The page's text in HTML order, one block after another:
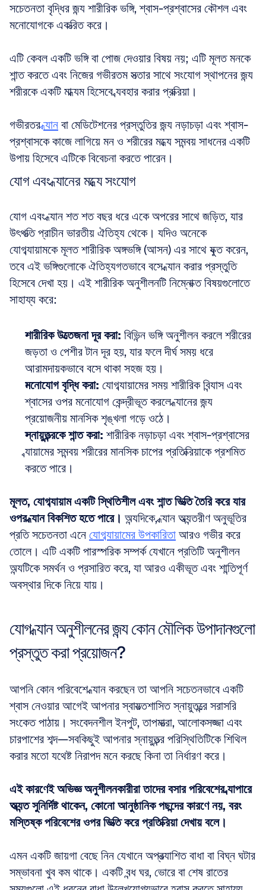
সচেতনতা বৃদ্ধির জন্য শারীরিক ভঙ্গি, শ্বাস-প্রশ্বাসের কৌশল এবং
মনোযোগকে একত্রিত করে।
এটি কেবল একটি ভঙ্গি বা পোজ দেওয়ার বিষয় নয়; এটি মূলত মনকে
শান্ত করতে এবং নিজের গভীরতম সত্তার সাথে সংযোগ স্থাপনের জন্য
শরীরকে একটি মাধ্যম হিসেবে ব্যবহার করার প্রক্রিয়া।
গভীরতর ধ্যান বা মেডিটেশনের প্রস্তুতির জন্য নড়াচড়া এবং শ্বাস-
প্রশ্বাসকে কাজে লাগিয়ে মন ও শরীরের মধ্যে সমন্বয় সাধনের একটি
উপায় হিসেবে এটিকে বিবেচনা করতে পারেন।
যোগ এবং ধ্যানের মধ্যে সংযোগ
যোগ এবং ধ্যান শত শত বছর ধরে একে অপরের সাথে জড়িত, যার
উৎপত্তি প্রাচীন ভারতীয় ঐতিহ্য থেকে। যদিও অনেকে
যোগব্যায়ামকে মূলত শারীরিক অঙ্গভঙ্গি (আসন) এর সাথে যুক্ত করেন,
তবে এই ভঙ্গিগুলোকে ঐতিহ্যগতভাবে বসে ধ্যান করার প্রস্তুতি
হিসেবে দেখা হয়। এই শারীরিক অনুশীলনটি নিম্নোক্ত বিষয়গুলোতে
সাহায্য করে:
শারীরিক উত্তেজনা দূর করা: বিভিন্ন ভঙ্গি অনুশীলন করলে শরীরের
জড়তা ও পেশীর টান দূর হয়, যার ফলে দীর্ঘ সময় ধরে
আরামদায়কভাবে বসে থাকা সহজ হয়।
মনোযোগ বৃদ্ধি করা: যোগব্যায়ামের সময় শারীরিক বিন্যাস এবং
শ্বাসের ওপর মনোযোগ কেন্দ্রীভূত করলে ধ্যানের জন্য
প্রয়োজনীয় মানসিক শৃঙ্খলা গড়ে ওঠে।
স্নায়ুতন্ত্রকে শান্ত করা: শারীরিক নড়াচড়া এবং শ্বাস-প্রশ্বাসের
ব্যায়ামের সমন্বয় শরীরের মানসিক চাপের প্রতিক্রিয়াকে প্রশমিত
করতে পারে।
মূলত, যোগব্যায়াম একটি স্থিতিশীল এবং শান্ত ভিত্তি তৈরি করে যার
ওপর ধ্যান বিকশিত হতে পারে। অন্যদিকে, ধ্যান অভ্যন্তরীণ অনুভূতির
প্রতি সচেতনতা এনে যোগব্যায়ামের উপকারিতা আরও গভীর করে
তোলে। এটি একটি পারস্পরিক সম্পর্ক যেখানে প্রতিটি অনুশীলন
অন্যটিকে সমর্থন ও প্রসারিত করে, যা আরও একীভূত এবং শান্তিপূর্ণ
অবস্থার দিকে নিয়ে যায়।
যোগ ধ্যান অনুশীলনের জন্য কোন মৌলিক উপাদানগুলো
প্রস্তুত করা প্রয়োজন?
আপনি কোন পরিবেশে ধ্যান করছেন তা আপনি সচেতনভাবে একটি
শ্বাস নেওয়ার আগেই আপনার স্বায়ত্তশাসিত স্নায়ুতন্ত্রে সরাসরি
সংকেত পাঠায়। সংবেদনশীল ইনপুট, তাপমাত্রা, আলোকসজ্জা এবং
চারপাশের শব্দ—সবকিছুই আপনার স্নায়ুতন্ত্র পরিস্থিতিটিকে শিথিল
করার মতো যথেষ্ট নিরাপদ মনে করছে কিনা তা নির্ধারণ করে।
এই কারণেই অভিজ্ঞ অনুশীলনকারীরা তাদের বসার পরিবেশের ব্যাপারে
অত্যন্ত সুনির্দিষ্ট থাকেন, কোনো আনুষ্ঠানিক পছন্দের কারণে নয়, বরং
মস্তিষ্ক পরিবেশের ওপর ভিত্তি করে প্রতিক্রিয়া দেখায় বলে।
এমন একটি জায়গা বেছে নিন যেখানে অপ্রত্যাশিত বাধা বা বিঘ্ন ঘটার
সম্ভাবনা খুব কম থাকে। একটি বন্ধ ঘর, ভোরে বা শেষ রাতের